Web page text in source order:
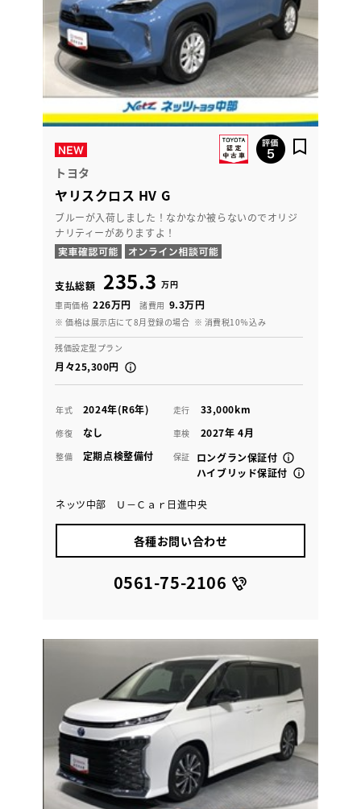
トヨタ
ヤリスクロス HV G
ブルーが入荷しました！なかなか被らないのでオリジ
ナリティーがありますよ！
支払総額 235.3 万円
車両価格 226万円 諸費用 9.3万円
※ 価格は展示店にて8月登録の場合 ※ 消費税10％込み
残価設定型プラン
月々25,300円
年式 2024年(R6年) 走行 33,000km
修復 なし 車検 2027年 4月
整備 定期点検整備付 保証
ロングラン保証付
ハイブリッド保証付
ネッツ中部 Ｕ－Ｃａｒ日進中央
各種お問い合わせ
0561-75-2106